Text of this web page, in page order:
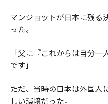
マンジョットが日本に残る
った。
「父に『これからは自分
です」
ただ、当時の日本は外国人
しい環境だった。